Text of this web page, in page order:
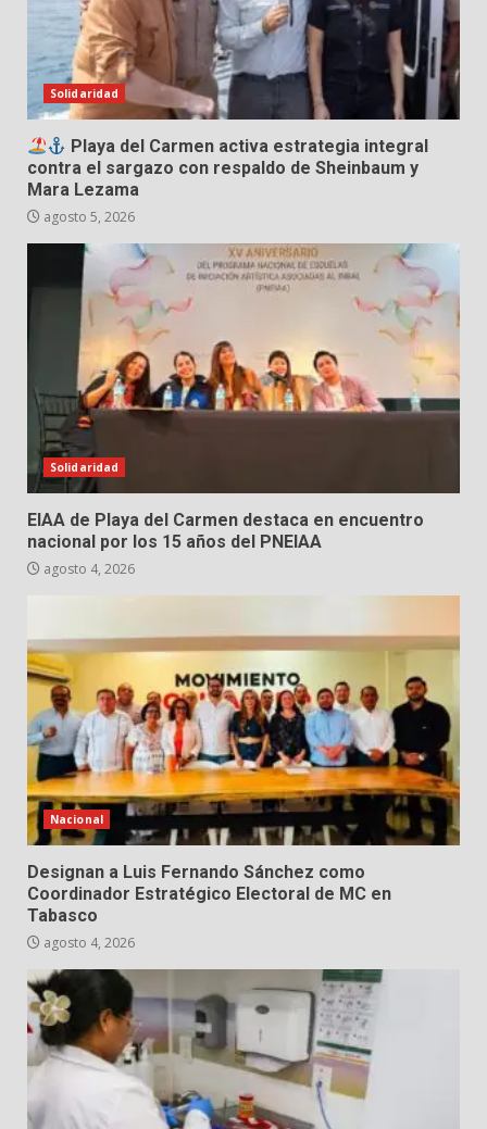
Solidaridad
Playa del Carmen activa estrategia integral
contra el sargazo con respaldo de Sheinbaum y
Mara Lezama
agosto 5, 2026
Solidaridad
EIAA de Playa del Carmen destaca en encuentro
nacional por los 15 años del PNEIAA
agosto 4, 2026
Nacional
Designan a Luis Fernando Sánchez como
Coordinador Estratégico Electoral de MC en
Tabasco
agosto 4, 2026